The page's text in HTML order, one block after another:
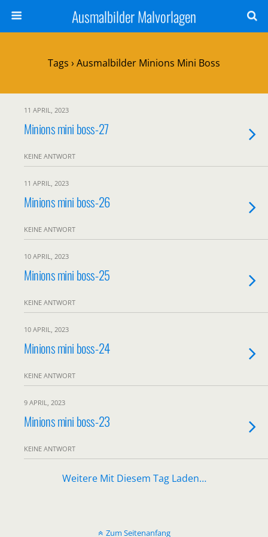
Ausmalbilder Malvorlagen
Tags › Ausmalbilder Minions Mini Boss
11 APRIL, 2023
Minions mini boss-27
KEINE ANTWORT
11 APRIL, 2023
Minions mini boss-26
KEINE ANTWORT
10 APRIL, 2023
Minions mini boss-25
KEINE ANTWORT
10 APRIL, 2023
Minions mini boss-24
KEINE ANTWORT
9 APRIL, 2023
Minions mini boss-23
KEINE ANTWORT
Weitere Mit Diesem Tag Laden…
Zum Seitenanfang